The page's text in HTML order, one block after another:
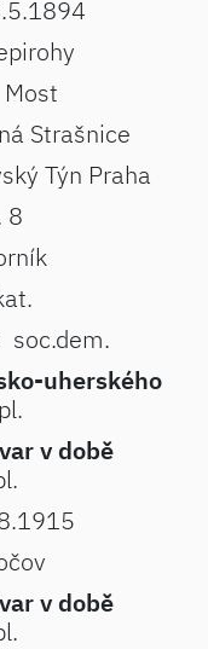
Most
Strašnice
Týn Praha
8
soc.dem.
uherského
v době
v době